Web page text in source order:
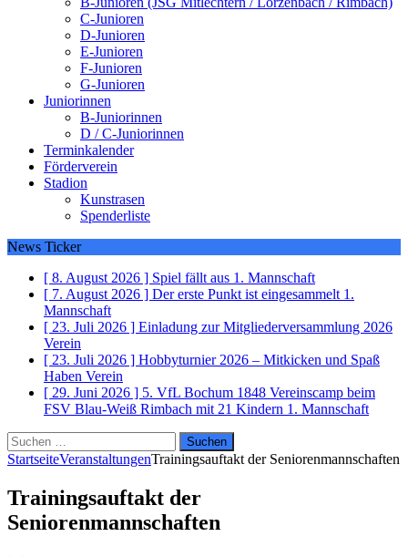
C-Junioren
D-Junioren
E-Junioren
F-Junioren
G-Junioren
Juniorinnen
B-Juniorinnen
D / C-Juniorinnen
Terminkalender
Förderverein
Stadion
Kunstrasen
Spenderliste
News Ticker
[ 8. August 2026 ] Spiel fällt aus 1. Mannschaft
[ 7. August 2026 ] Der erste Punkt ist eingesammelt 1.
Mannschaft
[ 23. Juli 2026 ] Einladung zur Mitgliederversammlung 2026
Verein
[ 23. Juli 2026 ] Hobbyturnier 2026 – Mitkicken und Spaß
Haben Verein
[ 29. Juni 2026 ] 5. VfL Bochum 1848 Vereinscamp beim
FSV Blau-Weiß Rimbach mit 21 Kindern 1. Mannschaft
Suchen
nach:
StartseiteVeranstaltungenTrainingsauftakt der Seniorenmannschaften
Trainingsauftakt der
Seniorenmannschaften